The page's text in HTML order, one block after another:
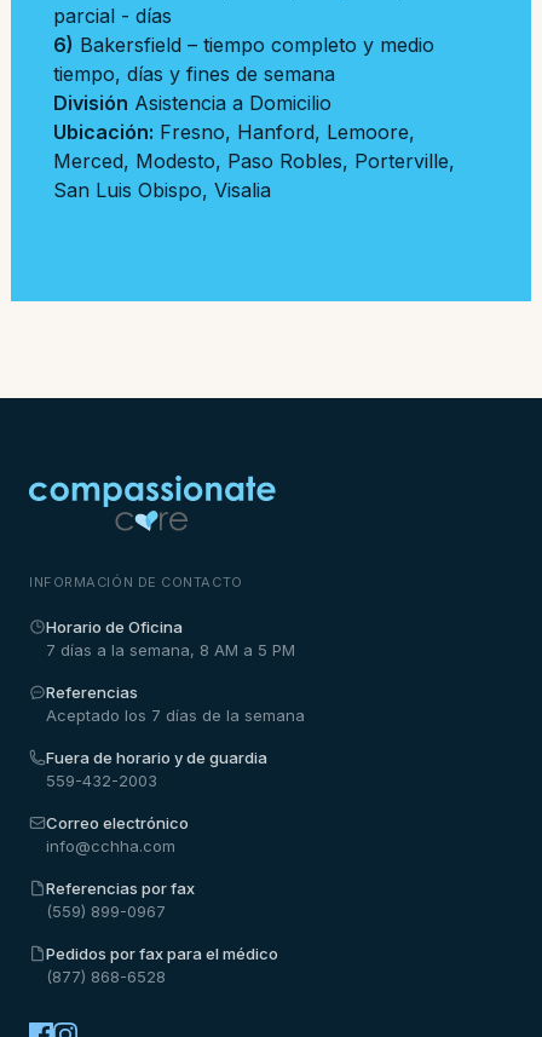
parcial - días
6) Bakersfield – tiempo completo y medio
tiempo, días y fines de semana
División Asistencia a Domicilio
Ubicación: Fresno, Hanford, Lemoore,
Merced, Modesto, Paso Robles, Porterville,
San Luis Obispo, Visalia
INFORMACIÓN DE CONTACTO
Horario de Oficina
7 días a la semana, 8 AM a 5 PM
Referencias
Aceptado los 7 días de la semana
Fuera de horario y de guardia
559-432-2003
Correo electrónico
info@cchha.com
Referencias por fax
(559) 899-0967
Pedidos por fax para el médico
(877) 868-6528